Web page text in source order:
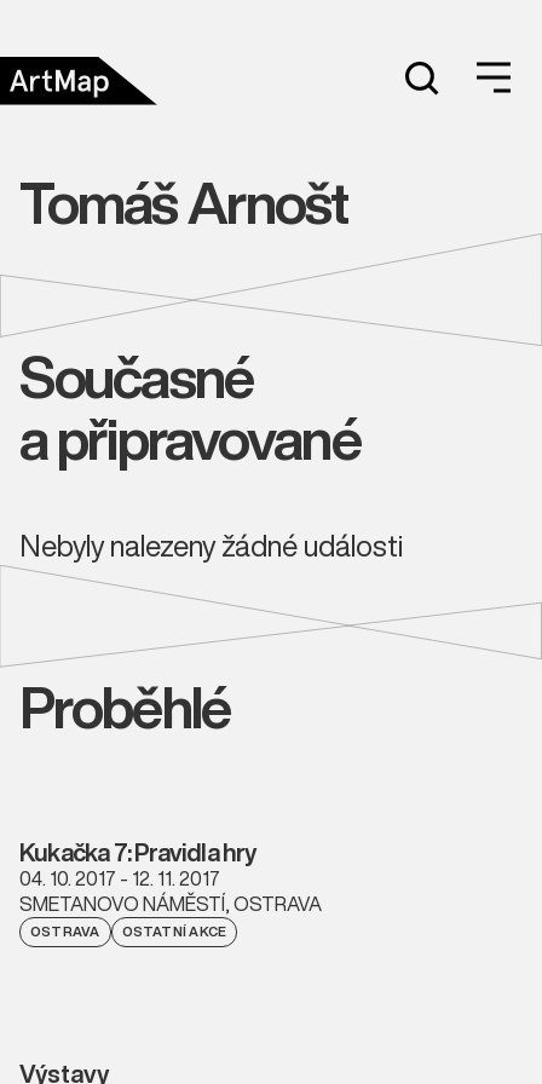
Tomáš Arnošt
Současné
a připravované
Nebyly nalezeny žádné události
Proběhlé
Kukačka 7: Pravidla hry
04. 10. 2017 - 12. 11. 2017
SMETANOVO NÁMĚSTÍ, OSTRAVA
OSTRAVA OSTATNÍ AKCE
Výstavy